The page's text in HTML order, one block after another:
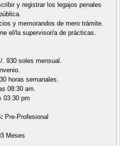
y registrar los legajos penales
y memorandos de mero trámite.
el/la supervisor/a de prácticas.
930 soles mensual.
horas semanales.
08:30 am.
03:30 pm
Pre-Profesional
Meses